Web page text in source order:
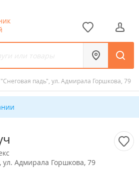
падь", ул. Адмирала Горшкова, 79
Адмирала Горшкова, 79